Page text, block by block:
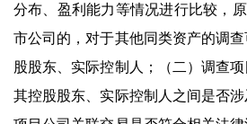
分布、盈利能力等情况进行比较，
市公司的，对于其他同类资产的调
股股东、实际控制人；（二）调查
其控股股东、实际控制人之间是否